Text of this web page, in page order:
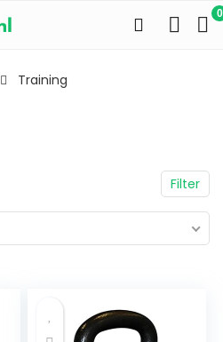
0
Training
Filter